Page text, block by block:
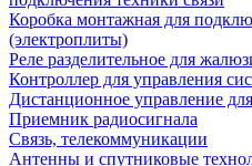
Коробка монтажная для
(электроплиты)
Реле разделительное для
Контроллер для управления
Дистанционное управление
Приемник радиосигнала
Связь, телекоммуникации
Антенны и спутниковые